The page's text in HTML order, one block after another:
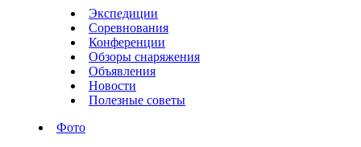
Экспедиции
Соревнования
Конференции
Обзоры снаряжения
Объявления
Новости
Полезные советы
Фото